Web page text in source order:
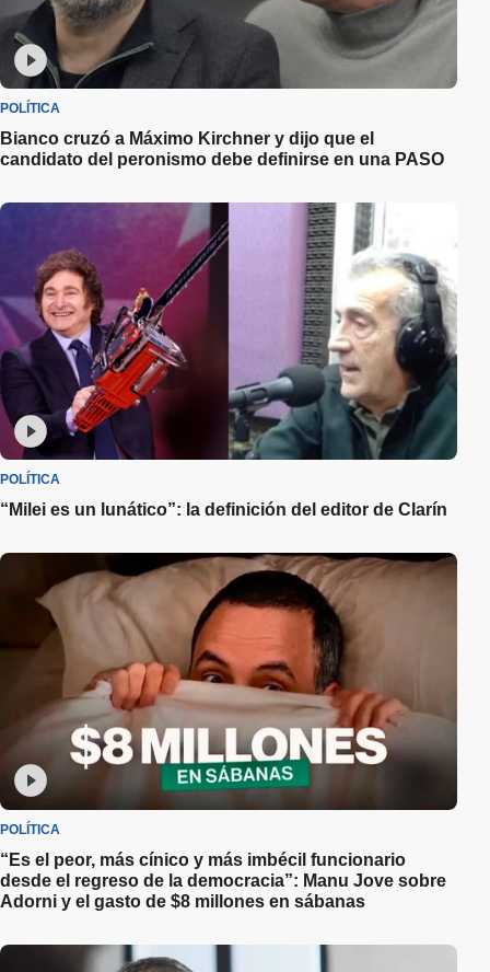
POLÍTICA
Bianco cruzó a Máximo Kirchner y dijo que el
candidato del peronismo debe definirse en una PASO
POLÍTICA
“Milei es un lunático”: la definición del editor de Clarín
POLÍTICA
“Es el peor, más cínico y más imbécil funcionario
desde el regreso de la democracia”: Manu Jove sobre
Adorni y el gasto de $8 millones en sábanas